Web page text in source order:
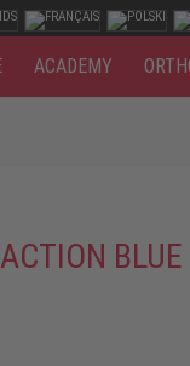
ACADEMY
BLUE